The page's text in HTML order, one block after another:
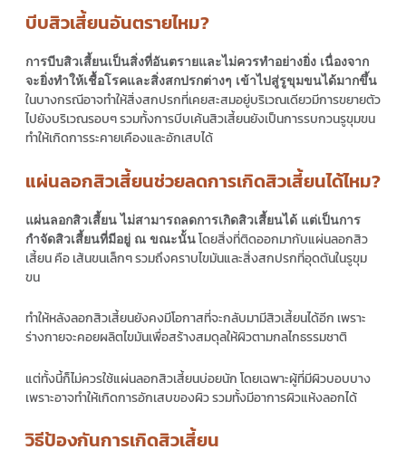
บีบสิวเสี้ยนอันตรายไหม?
การบีบสิวเสี้ยนเป็นสิ่งที่อันตรายและไม่ควรทำอย่างยิ่ง เนื่องจาก
จะยิ่งทำให้เชื้อโรคและสิ่งสกปรกต่างๆ เข้าไปสู่รูขุมขนได้มากขึ้น
ในบางกรณีอาจทำให้สิ่งสกปรกที่เคยสะสมอยู่บริเวณเดียวมีการขยายตัว
ไปยังบริเวณรอบๆ รวมทั้งการบีบเค้นสิวเสี้ยนยังเป็นการรบกวนรูขุมขน
ทำให้เกิดการระคายเคืองและอักเสบได้
แผ่นลอกสิวเสี้ยนช่วยลดการเกิดสิวเสี้ยนได้ไหม?
แผ่นลอกสิวเสี้ยน ไม่สามารถลดการเกิดสิวเสี้ยนได้ แต่เป็นการ
กำจัดสิวเสี้ยนที่มีอยู่ ณ ขณะนั้นโดยสิ่งที่ติดออกมากับแผ่นลอกสิว
เสี้ยน คือ เส้นขนเล็กๆ รวมถึงคราบไขมันและสิ่งสกปรกที่อุดตันในรูขุม
ขน
ทำให้หลังลอกสิวเสี้ยนยังคงมีโอกาสที่จะกลับมามีสิวเสี้ยนได้อีก เพราะ
ร่างกายจะคอยผลิตไขมันเพื่อสร้างสมดุลให้ผิวตามกลไกธรรมชาติ
แต่ทั้งนี้ก็ไม่ควรใช้แผ่นลอกสิวเสี้ยนบ่อยนัก โดยเฉพาะผู้ที่มีผิวบอบบาง
เพราะอาจทำให้เกิดการอักเสบของผิว รวมทั้งมีอาการผิวแห้งลอกได้
วิธีป้องกันการเกิดสิวเสี้ยน